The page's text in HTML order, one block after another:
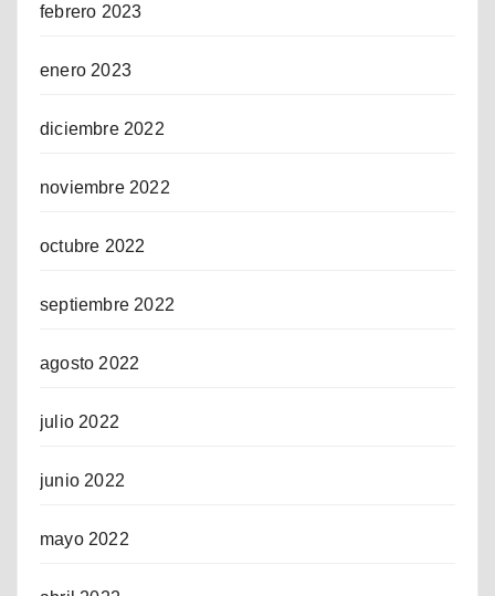
febrero 2023
enero 2023
diciembre 2022
noviembre 2022
octubre 2022
septiembre 2022
agosto 2022
julio 2022
junio 2022
mayo 2022